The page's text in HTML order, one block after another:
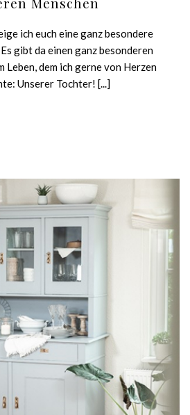
ich euch eine ganz besondere
gibt da einen ganz besonderen
Leben, dem ich gerne von Herzen
Unserer Tochter! [...]